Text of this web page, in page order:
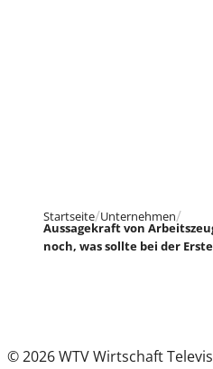
Startseite Unternehmen
Aussagekraft von
noch, was sollte bei der
© 2026 WTV Wirtschaft